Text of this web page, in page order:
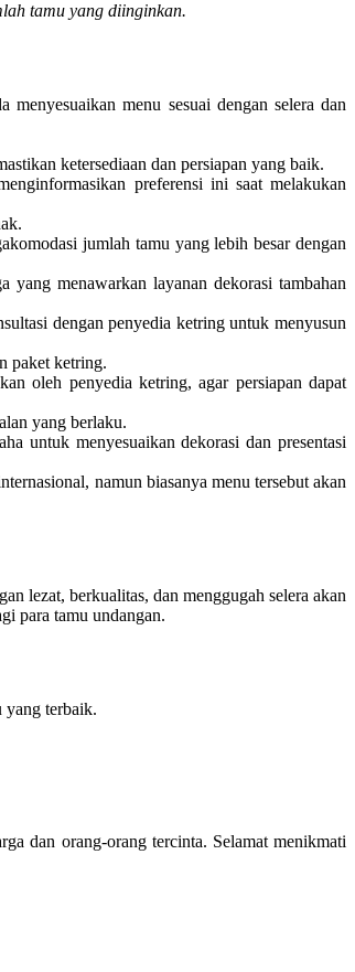
tamu yang diinginkan.
menu sesuai dengan selera dan
ketersediaan dan persiapan yang baik.
preferensi ini saat melakukan
jumlah tamu yang lebih besar dengan
yang menawarkan layanan dekorasi tambahan
dengan penyedia ketring untuk menyusun
paket ketring.
oleh penyedia ketring, agar persiapan dapat
yang berlaku.
untuk menyesuaikan dekorasi dan presentasi
namun biasanya menu tersebut akan
lezat, berkualitas, dan menggugah selera akan
para tamu undangan.
yang terbaik.
dan orang-orang tercinta. Selamat menikmati